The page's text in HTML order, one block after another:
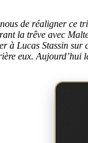
de réaligner ce
la trêve avec
à Lucas Stassin sur
eux.